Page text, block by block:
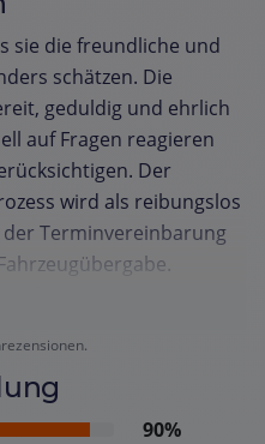
sie die freundliche und
schätzen. Die
geduldig und ehrlich
auf Fragen reagieren
Der
wird als reibungslos
Terminvereinbarung
bei
ansprechende
herzliche Empfang am
positiven Eindruck.
90%